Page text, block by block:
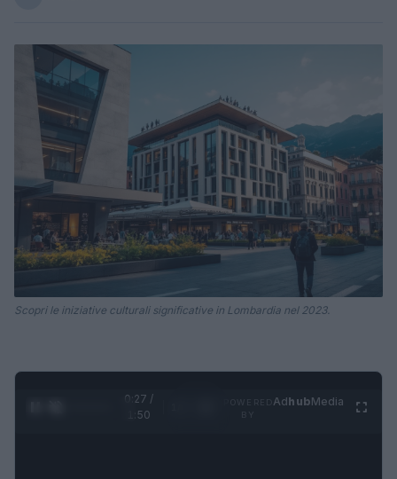
Scopri le iniziative culturali significative in Lombardia nel 2023.
0:28 /
1:50
AdhubMedia